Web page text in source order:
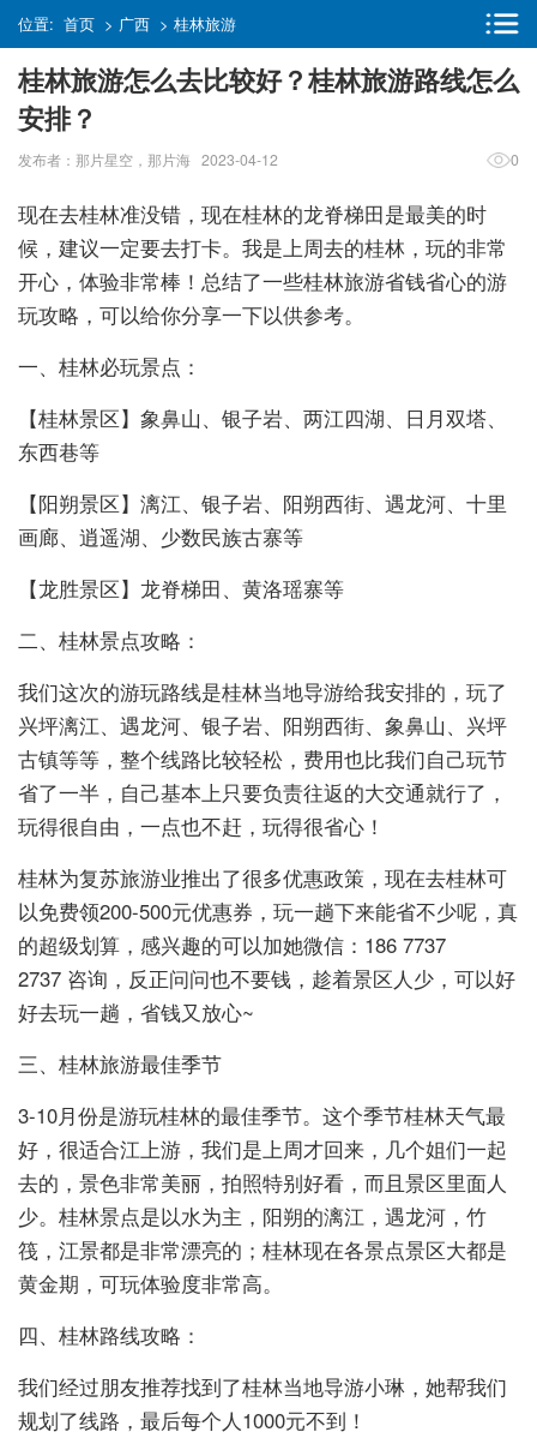
位置: 首页 > 广西 > 桂林旅游
桂林旅游怎么去比较好？桂林旅游路线怎么
安排？
发布者：那片星空，那片海 2023-04-12 0
现在去桂林准没错，现在桂林的龙脊梯田是最美的时
候，建议一定要去打卡。我是上周去的桂林，玩的非常
开心，体验非常棒！总结了一些桂林旅游省钱省心的游
玩攻略，可以给你分享一下以供参考。
一、桂林必玩景点：
【桂林景区】象鼻山、银子岩、两江四湖、日月双塔、
东西巷等
【阳朔景区】漓江、银子岩、阳朔西街、遇龙河、十里
画廊、逍遥湖、少数民族古寨等
【龙胜景区】龙脊梯田、黄洛瑶寨等
二、桂林景点攻略：
我们这次的游玩路线是桂林当地导游给我安排的，玩了
兴坪漓江、遇龙河、银子岩、阳朔西街、象鼻山、兴坪
古镇等等，整个线路比较轻松，费用也比我们自己玩节
省了一半，自己基本上只要负责往返的大交通就行了，
玩得很自由，一点也不赶，玩得很省心！
桂林为复苏旅游业推出了很多优惠政策，现在去桂林可
以免费领200-500元优惠券，玩一趟下来能省不少呢，真
的超级划算，感兴趣的可以加她微信：186 7737
2737 咨询，反正问问也不要钱，趁着景区人少，可以好
好去玩一趟，省钱又放心~
三、桂林旅游最佳季节
3-10月份是游玩桂林的最佳季节。这个季节桂林天气最
好，很适合江上游，我们是上周才回来，几个姐们一起
去的，景色非常美丽，拍照特别好看，而且景区里面人
少。桂林景点是以水为主，阳朔的漓江，遇龙河，竹
筏，江景都是非常漂亮的；桂林现在各景点景区大都是
黄金期，可玩体验度非常高。
四、桂林路线攻略：
我们经过朋友推荐找到了桂林当地导游小琳，她帮我们
规划了线路，最后每个人1000元不到！